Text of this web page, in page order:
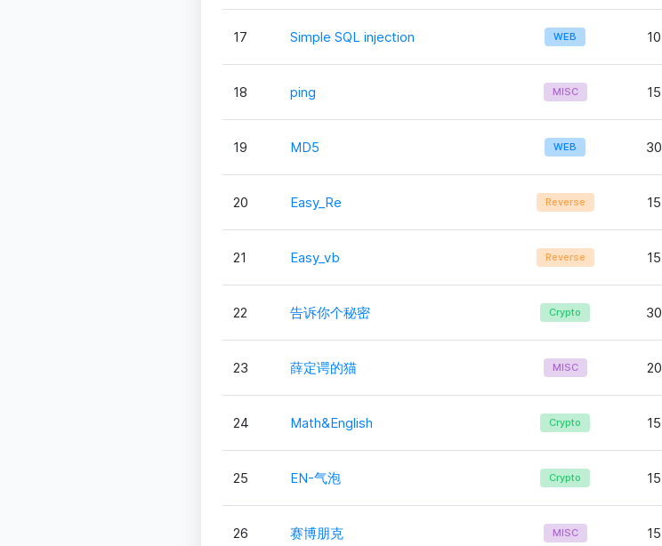
17 Simple SQL injection WEB 10
18 ping MISC 15
19 MD5 WEB 30
20 Easy_Re Reverse 15
21 Easy_vb Reverse 15
22 告诉你个秘密 Crypto 30
23 薛定谔的猫 MISC 20
24 Math&English Crypto 15
25 EN-气泡 Crypto 15
26 赛博朋克 MISC 15